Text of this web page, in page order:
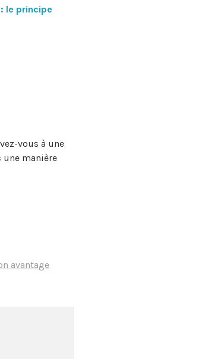
le principe
vous à une
une manière
avantage